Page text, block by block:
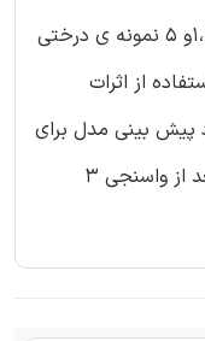
اثر واسنجی تک درخت ها و پایه ها (1،3و 5 نمونه ی درختی
از اثرات
پیش بینی مدل برای
همه ی گونه ها شد و بهترین برازش بعد از واسنجی 3